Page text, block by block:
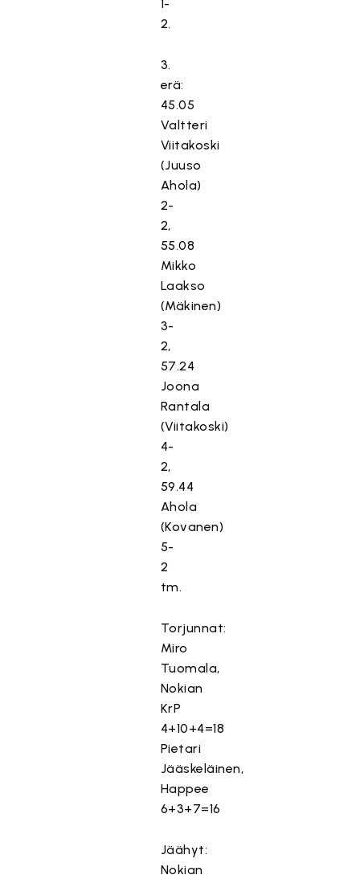
1-
2.
3.
erä:
45.05
Valtteri
Viitakoski
(Juuso
Ahola)
2-
2,
55.08
Mikko
Laakso
(Mäkinen)
3-
2,
57.24
Joona
Rantala
(Viitakoski)
4-
2,
59.44
Ahola
(Kovanen)
5-
2
tm.
Torjunnat:
Miro
Tuomala,
Nokian
KrP
4+10+4=18
Pietari
Jääskeläinen,
Happee
6+3+7=16
Jäähyt:
Nokian